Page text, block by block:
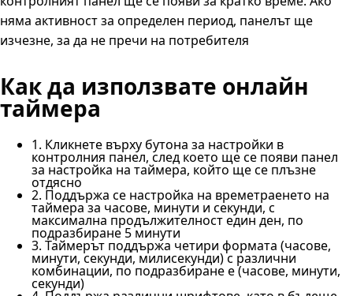
няма активност за определен период, панелът ще
изчезне, за да не пречи на потребителя
Как да използвате онлайн
таймера
1. Кликнете върху бутона за настройки в
контролния панел, след което ще се появи панел
за настройка на таймера, който ще се плъзне
отдясно
2. Поддържа се настройка на времетраенето на
таймера за часове, минути и секунди, с
максимална продължителност един ден, по
подразбиране 5 минути
3. Таймерът поддържа четири формата (часове,
минути, секунди, милисекунди) с различни
комбинации, по подразбиране е (часове, минути,
секунди)